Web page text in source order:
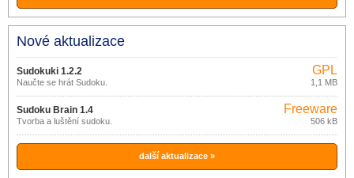
Nové aktualizace
Sudokuki 1.2.2
Naučte se hrát Sudoku.
GPL
1,1 MB
Sudoku Brain 1.4
Tvorba a luštění sudoku.
Freeware
506 kB
další aktualizace »